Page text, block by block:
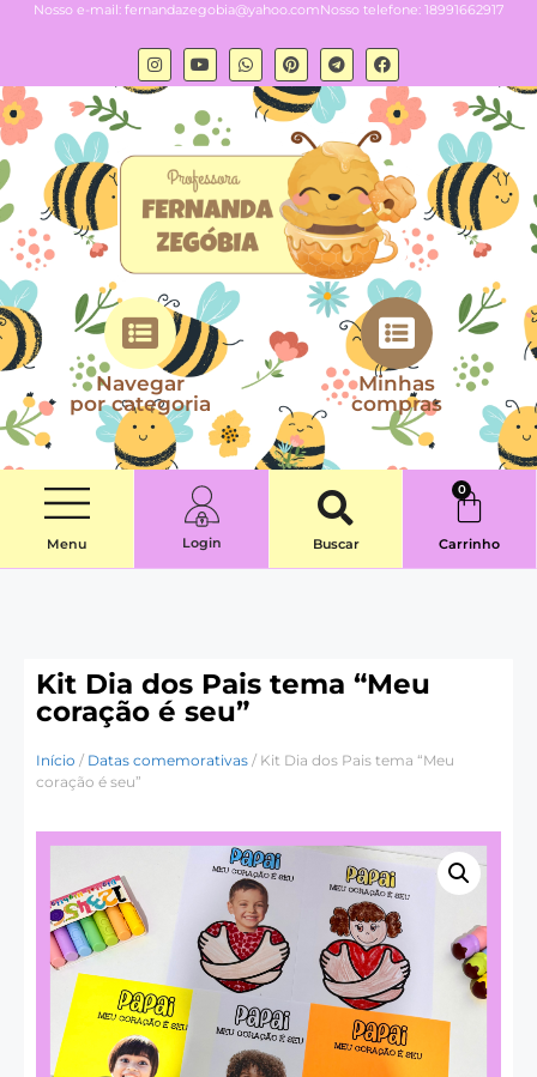
Nosso e-mail: fernandazegobia@yahoo.comNosso telefone: 18991662917
Navegar
por categoria
Minhas
compras
Menu Login Buscar
0
Carrinho
Kit Dia dos Pais tema “Meu
coração é seu”
Início / Datas comemorativas / Kit Dia dos Pais tema “Meu
coração é seu”